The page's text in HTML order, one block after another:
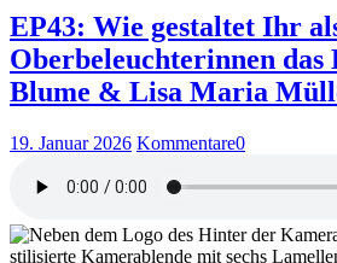
EP43: Wie gestaltet Ihr
Oberbeleuchterinnen das
Blume & Lisa Maria
19. Januar 2026 Kommentare0